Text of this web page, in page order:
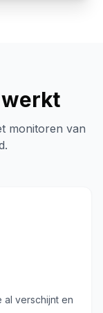
werkt
monitoren van
verschijnt en